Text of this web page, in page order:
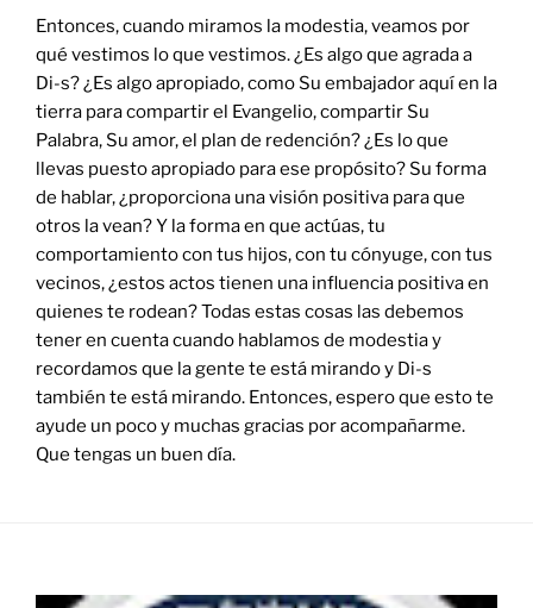
Entonces, cuando miramos la modestia, veamos por
qué vestimos lo que vestimos. ¿Es algo que agrada a
Di-s? ¿Es algo apropiado, como Su embajador aquí en la
tierra para compartir el Evangelio, compartir Su
Palabra, Su amor, el plan de redención? ¿Es lo que
llevas puesto apropiado para ese propósito? Su forma
de hablar, ¿proporciona una visión positiva para que
otros la vean? Y la forma en que actúas, tu
comportamiento con tus hijos, con tu cónyuge, con tus
vecinos, ¿estos actos tienen una influencia positiva en
quienes te rodean? Todas estas cosas las debemos
tener en cuenta cuando hablamos de modestia y
recordamos que la gente te está mirando y Di-s
también te está mirando. Entonces, espero que esto te
ayude un poco y muchas gracias por acompañarme.
Que tengas un buen día.